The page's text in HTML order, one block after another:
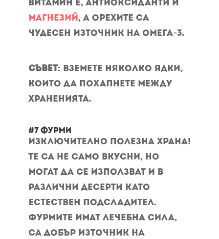
витамин Е, антиоксиданти и
магнезий, а орехите са
чудесен източник на Омега-3.
Съвет: Вземете няколко ядки,
които да похапнете между
храненията.
#7 Фурми
Изключително полезна храна!
Те са не само вкусни, но
могат да се използват и в
различни десерти като
естествен подсладител.
Фурмите имат лечебна сила,
са добър източник на